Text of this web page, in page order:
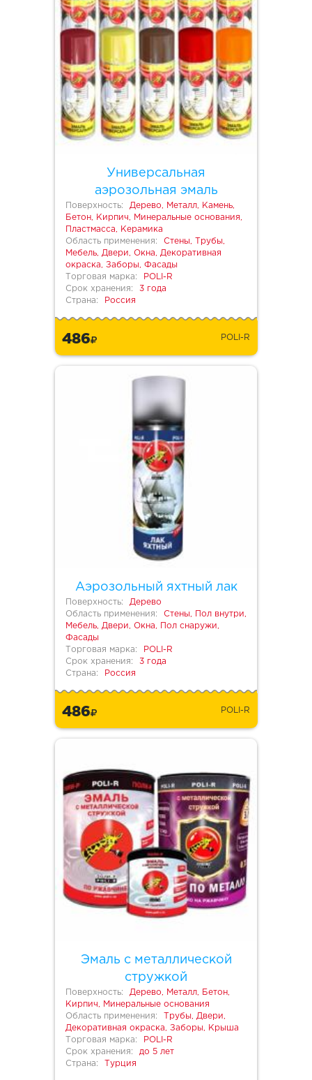
Универсальная
аэрозольная эмаль
Поверхность:
Дерево, Металл, Камень,
Бетон, Кирпич, Минеральные основания,
Пластмасса, Керамика
Область применения:
Стены, Трубы,
Мебель, Двери, Окна, Декоративная
окраска, Заборы, Фасады
Торговая марка:
POLI-R
Срок хранения:
3 года
Страна:
Россия
486 POLI-R
Аэрозольный яхтный лак
Поверхность:
Дерево
Область применения:
Стены, Пол внутри,
Мебель, Двери, Окна, Пол снаружи,
Фасады
Торговая марка:
POLI-R
Срок хранения:
3 года
Страна:
Россия
486 POLI-R
Эмаль с металлической
стружкой
Поверхность:
Дерево, Металл, Бетон,
Кирпич, Минеральные основания
Область применения:
Трубы, Двери,
Декоративная окраска, Заборы, Крыша
Торговая марка:
POLI-R
Срок хранения:
до 5 лет
Страна:
Турция